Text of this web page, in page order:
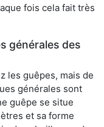
fois cela fait très
générales des
les guêpes, mais de
générales sont
guêpe se situe
et sa forme